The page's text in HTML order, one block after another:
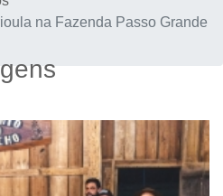
na Fazenda Passo Grande